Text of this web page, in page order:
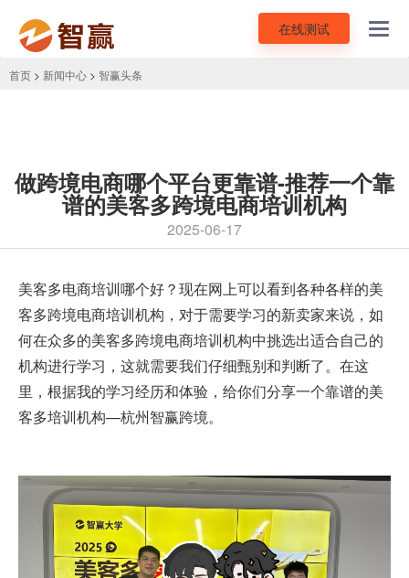
在线测试
首页 > 新闻中心 > 智赢头条
做跨境电商哪个平台更靠谱-推荐一个靠
谱的美客多跨境电商培训机构
2025-06-17
美客多电商培训哪个好？现在网上可以看到各种各样的美
客多跨境电商培训机构，对于需要学习的新卖家来说，如
何在众多的美客多跨境电商培训机构中挑选出适合自己的
机构进行学习，这就需要我们仔细甄别和判断了。在这
里，根据我的学习经历和体验，给你们分享一个靠谱的美
客多培训机构—杭州智赢跨境。